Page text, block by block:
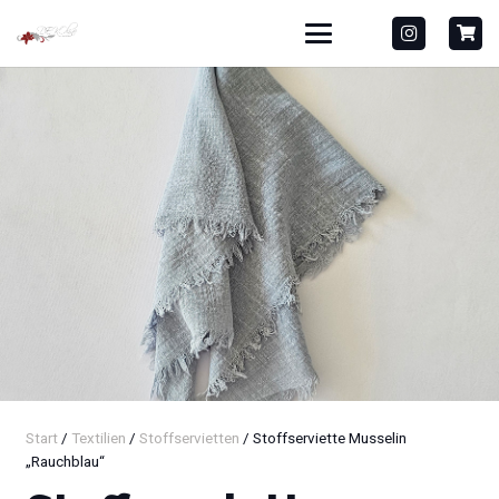
Start/ Textilien / Stoffservietten / Stoffserviette Musselin
„Rauchblau“